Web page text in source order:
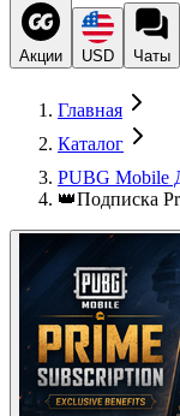
Акции USD Чаты
Главная
Каталог
PUBG Mobile
👑Подписка